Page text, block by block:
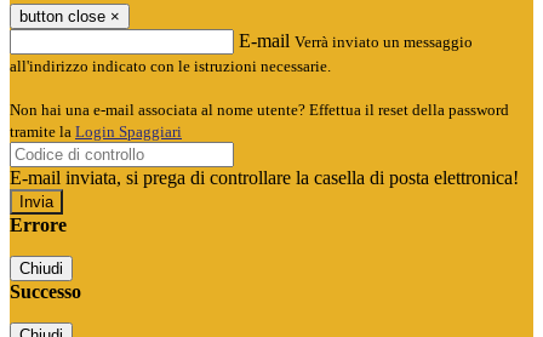
button close ×
E-mail Verrà inviato un messaggio
all'indirizzo indicato con le istruzioni necessarie.
Non hai una e-mail associata al nome utente? Effettua il reset della password
tramite la Login Spaggiari
E-mail inviata, si prega di controllare la casella di posta elettronica!
Errore
Chiudi
Successo